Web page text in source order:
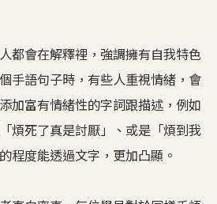
會在解釋裡，強調擁有自我特色
手語句子時，有些人重視情緒，會
加富有情緒性的字詞跟描述，例如
煩死了真是討厭」、或是「煩到我
程度能透過文字，更加凸顯。